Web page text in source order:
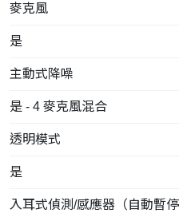
麥克風
是
主動式降噪
是 - 4 麥克風混合
透明模式
是
入耳式偵測/感應器（自動暫停